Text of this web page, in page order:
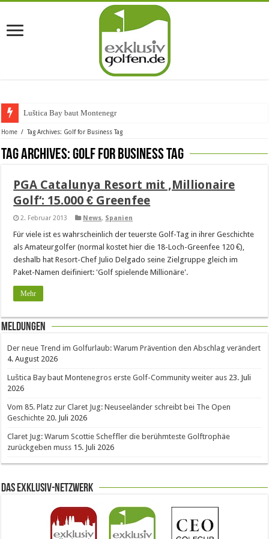
Luštica Bay baut Montenegros e
Home / Tag Archives: Golf for Business Tag
Tag Archives:Golf for Business Tag
PGA Catalunya Resort mit ‚Millionaire
Golf‘: 15.000 € Greenfee
2. Februar 2013 News, Spanien
Für viele ist es wahrscheinlich der teuerste Golf-Tag in ihrer Geschichte
als Amateurgolfer (normal kostet hier die 18-Loch-Greenfee 120 €),
deshalb hat Resort-Chef Julio Delgado seine Zielgruppe gleich im
Paket-Namen deifiniert: 'Golf spielende Millionäre'.
Mehr
Meldungen
Der neue Trend im Golfurlaub: Warum Prävention den Abschlag verändert
4. August 2026
Luštica Bay baut Montenegros erste Golf-Community weiter aus 23. Juli
2026
Vom 85. Platz zur Claret Jug: Neuseeländer schreibt bei The Open
Geschichte 20. Juli 2026
Claret Jug: Warum Scottie Scheffler die berühmteste Golftrophäe
zurückgeben muss 15. Juli 2026
Das Exklusiv-Netzwerk